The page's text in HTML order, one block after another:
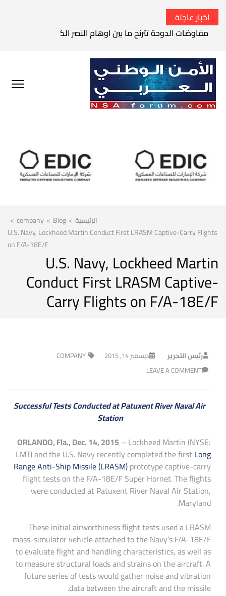
اخبار عاجلة
مفاوضات الدوحة تترنح ما بين اوهام النصر الكامل وواقع
الرئيسية >
Blog
>
company
>
U.S. Navy, Lockheed Martin Conduct First LRASM Captive-Carry Flights
on F/A-18E/F
U.S. Navy, Lockheed Martin
Conduct First LRASM Captive-
Carry Flights on F/A-18E/F
رئيس التحرير ديسمبر 14, 2015
COMPANY
LEAVE A COMMENT
Successful Tests Conducted at Patuxent River Naval Air
Station
ORLANDO, Fla., Dec. 14, 2015 – Lockheed Martin (NYSE:
LMT) and the U.S. Navy recently completed the firstLong
Range Anti-Ship Missile (LRASM)prototype captive-carry
flight tests on the F/A-18E/F Super Hornet. The flights
were conducted at Patuxent River Naval Air Station,
Maryland.
These initial airworthiness flight tests used a LRASM
mass-simulator vehicle attached to the Navy’s F/A-18E/F
to evaluate flight and handling characteristics, as well as
to measure structural loads and strains on the aircraft. A
future series of tests would gather noise and vibration
data between the aircraft and the missile.